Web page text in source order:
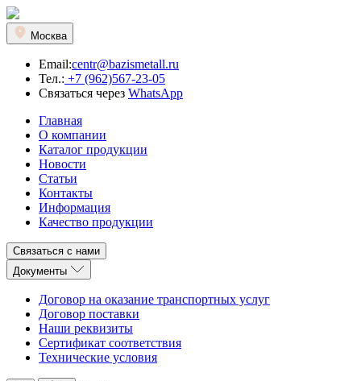
Москва
Email:centr@bazismetall.ru
Тел.: +7 (962)567-23-05
Связаться через WhatsApp
Главная
О компании
Каталог продукции
Новости
Статьи
Контакты
Информация
Качество продукции
Связаться с нами
Документы
Договор на оказание транспортных услуг
Договор поставки
Наши реквизиты
Сертификат соответствия
Технические условия